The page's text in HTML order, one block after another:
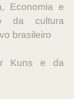
Economia e
da cultura
brasileiro
Kuns e da